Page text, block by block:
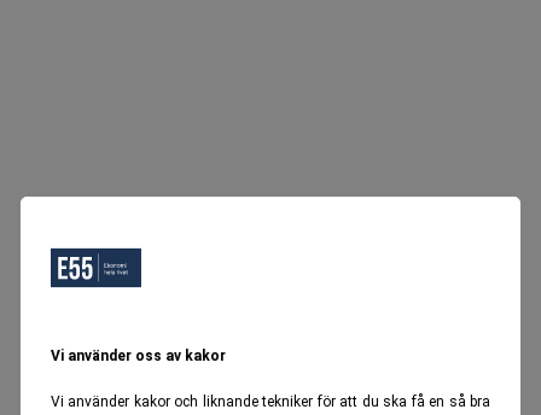
Vi använder oss av kakor
Vi använder kakor och liknande tekniker för att du ska få en så bra